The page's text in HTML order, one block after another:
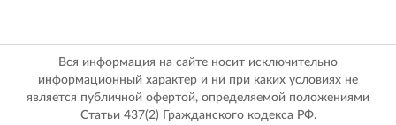
Вся информация на сайте носит исключительно
информационный характер и ни при каких условиях не
является публичной офертой, определяемой положениями
Статьи 437(2) Гражданского кодекса РФ.